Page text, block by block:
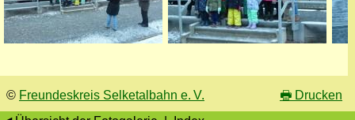
© Freundeskreis Selketalbahn e. V. 🖶 Drucken